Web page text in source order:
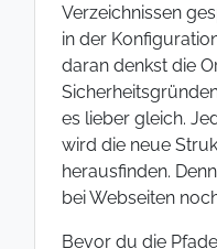
Verzeichnissen
in der
daran denkst die
es lieber gleich.
wird die neue
herausfinden. Denn
bei Webseiten
Bevor du die